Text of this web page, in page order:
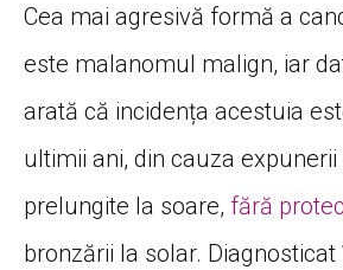
Cea mai agresivă formă a
este malanomul malign, iar
arată că incidența acestuia
ultimii ani, din cauza
prelungite la soare, fără
bronzării la solar. Diagnosticat